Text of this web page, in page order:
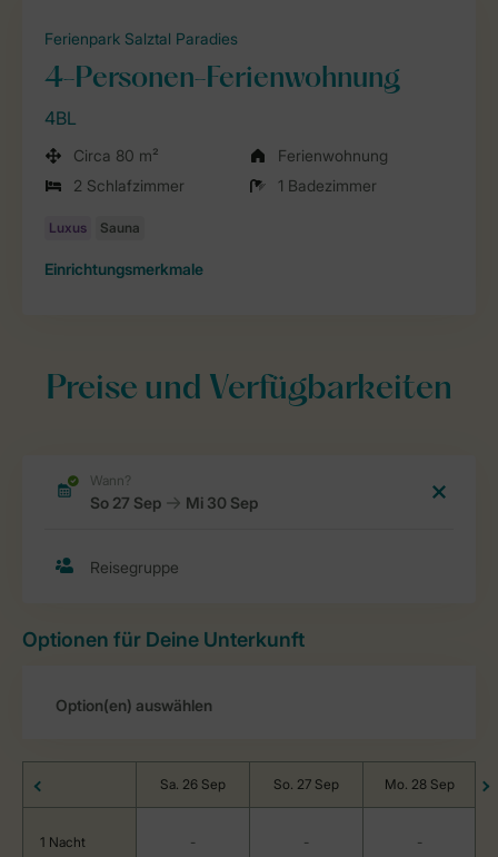
Ferienpark Salztal Paradies
4-Personen-Ferienwohnung
4BL
Circa 80 m²
Ferienwohnung
2 Schlafzimmer
1 Badezimmer
Einrichtungsmerkmale
Preise und Verfügbarkeiten
Optionen für Deine Unterkunft
Sa. 26 Sep So. 27 Sep Mo. 28 Sep
1 Nacht - - -